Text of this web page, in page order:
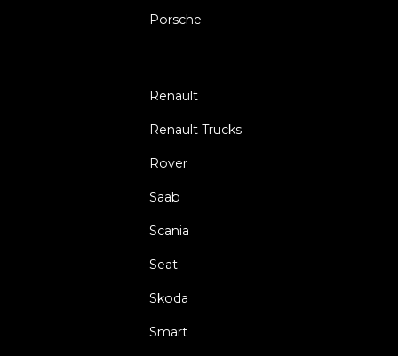
Porsche
Renault
Renault Trucks
Rover
Saab
Scania
Seat
Skoda
Smart